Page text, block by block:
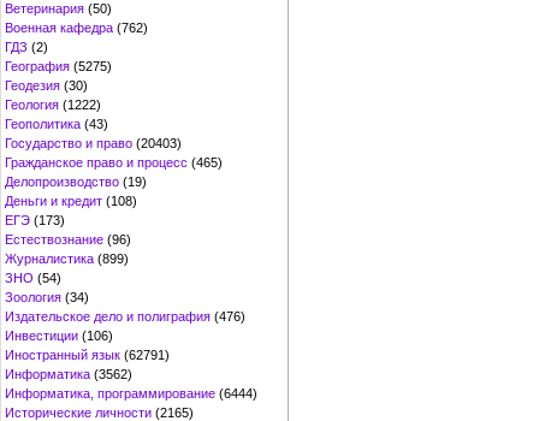
Ветеринария (50)
Военная кафедра (762)
ГДЗ (2)
География (5275)
Геодезия (30)
Геология (1222)
Геополитика (43)
Государство и право (20403)
Гражданское право и процесс (465)
Делопроизводство (19)
Деньги и кредит (108)
ЕГЭ (173)
Естествознание (96)
Журналистика (899)
ЗНО (54)
Зоология (34)
Издательское дело и полиграфия (476)
Инвестиции (106)
Иностранный язык (62791)
Информатика (3562)
Информатика, программирование (6444)
Исторические личности (2165)